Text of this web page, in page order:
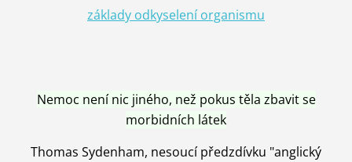
základy odkyselení organismu
Nemoc není nic jiného, než pokus těla zbavit se
morbidních látek
Thomas Sydenham, nesoucí předzdívku "anglický